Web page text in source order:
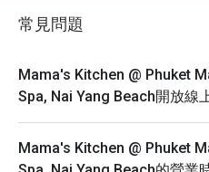
常見問題
Mama's Kitchen @ Phuket
Spa, Nai Yang Beach開放線
Mama's Kitchen @ Phuket